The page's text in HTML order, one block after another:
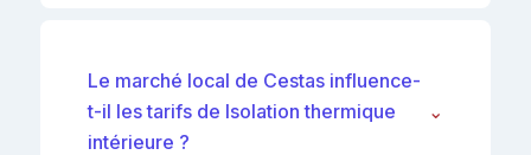
Le marché local de Cestas influence-
t-il les tarifs de Isolation thermique
intérieure ?
⌄